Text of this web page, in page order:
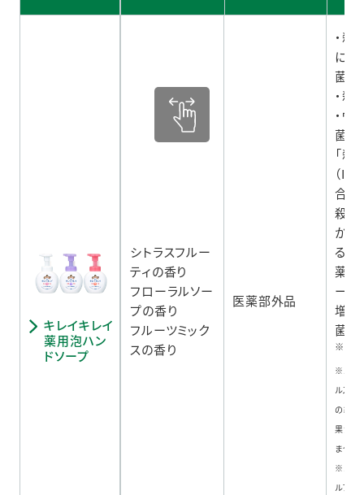
キレイキレイ
薬用泡ハン
ドソープ
シトラスフルー
ティの香り
フローラルソー
プの香り
フルーツミック
スの香り
医薬部外品
・殺
にと
菌
・殺
・ウ
菌を
「殺
（
合で
殺菌
から
るキ
薬用
ープ
増や
菌ポ
※2
※エン
ルスに
の細菌
果があ
ません。
※1 イ
ルフェ